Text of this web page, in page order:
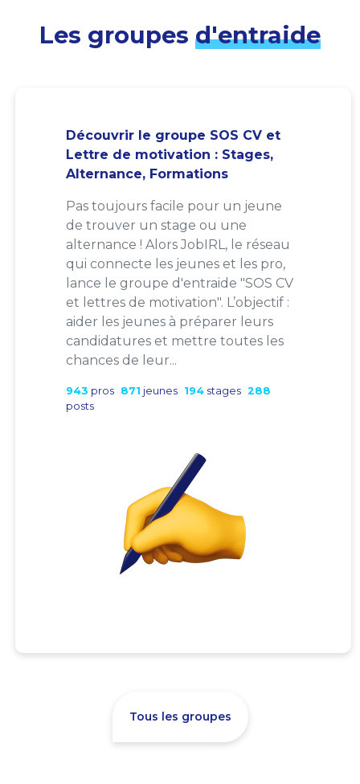
Les groupes d'entraide
Découvrir le groupe SOS CV et
Lettre de motivation : Stages,
Alternance, Formations
Pas toujours facile pour un jeune
de trouver un stage ou une
alternance ! Alors JobIRL, le réseau
qui connecte les jeunes et les pro,
lance le groupe d'entraide "SOS CV
et lettres de motivation". L’objectif :
aider les jeunes à préparer leurs
candidatures et mettre toutes les
chances de leur...
943 pros 871 jeunes 194 stages 288
posts
Tous les groupes